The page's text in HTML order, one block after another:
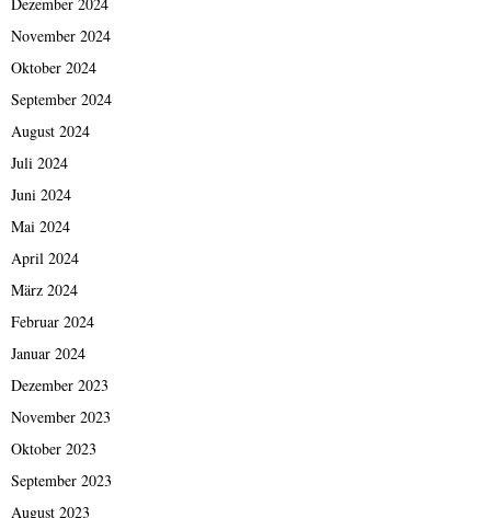
November 2024
Oktober 2024
September 2024
August 2024
Juli 2024
Juni 2024
Mai 2024
April 2024
März 2024
Februar 2024
Januar 2024
Dezember 2023
November 2023
Oktober 2023
September 2023
August 2023